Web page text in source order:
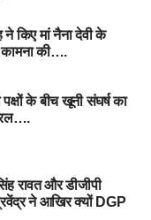
ने किए मां नैना देवी के
कामना की….
के बीच खूनी संघर्ष का
रावत और डीजीपी
ने आखिर क्यों DGP